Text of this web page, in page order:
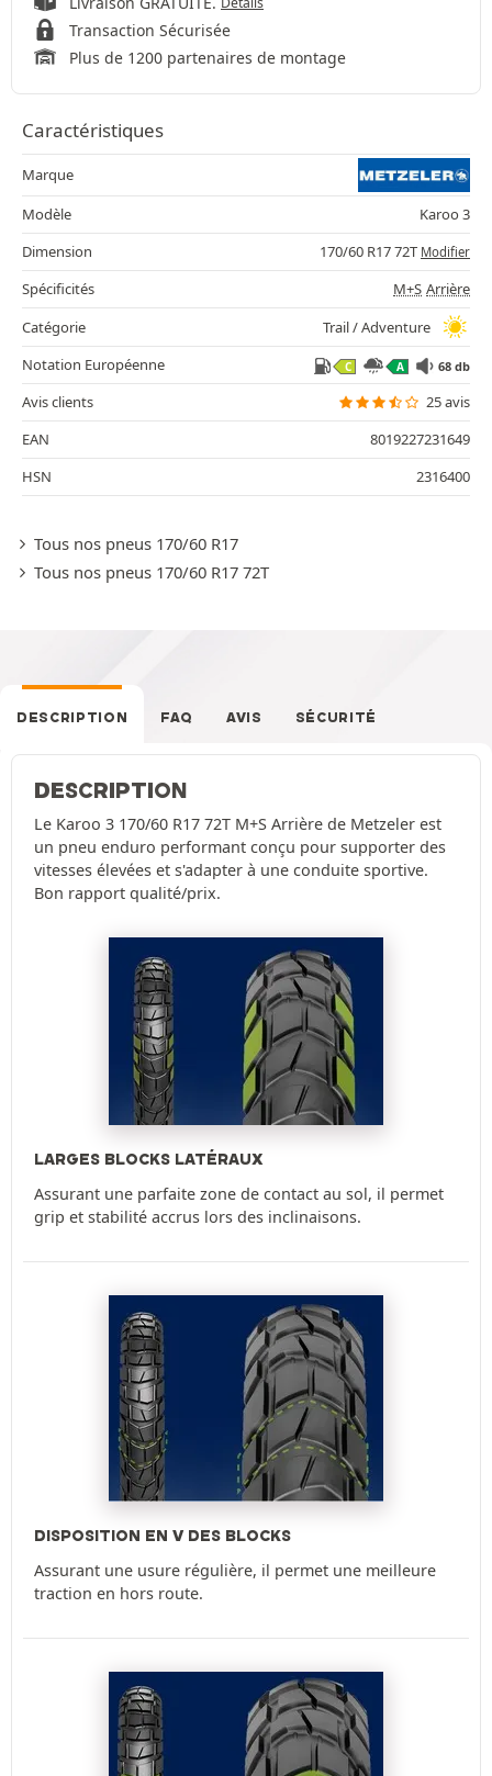
Transaction Sécurisée
Plus de 1200 partenaires de montage
Caractéristiques
Marque
Modèle
Karoo 3
Dimension
170/60 R17 72T Modifier
Spécificités M+S Arrière
Catégorie
Trail / Adventure
Notation Européenne
C A 68 db
Avis clients
25 avis
EAN
8019227231649
HSN
2316400
Tous nos pneus 170/60 R17
Tous nos pneus 170/60 R17 72T
DESCRIPTION FAQ AVIS SÉCURITÉ
DESCRIPTION
Le Karoo 3 170/60 R17 72T M+S Arrière de Metzeler est
un pneu enduro performant conçu pour supporter des
vitesses élevées et s'adapter à une conduite sportive.
Bon rapport qualité/prix.
LARGES BLOCKS LATÉRAUX
Assurant une parfaite zone de contact au sol, il permet
grip et stabilité accrus lors des inclinaisons.
DISPOSITION EN V DES BLOCKS
Assurant une usure régulière, il permet une meilleure
traction en hors route.